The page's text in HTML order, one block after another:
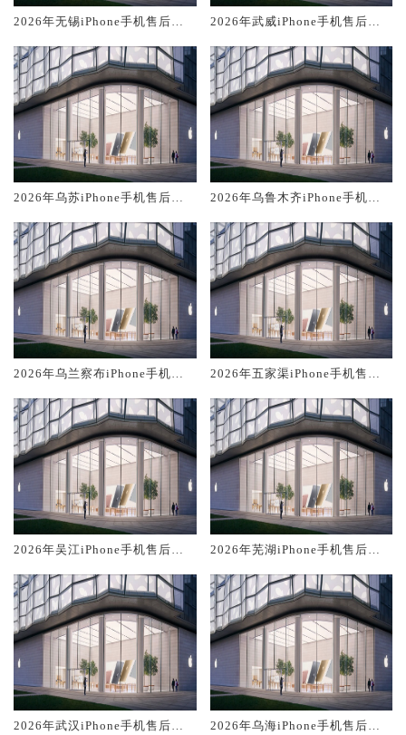
2026年无锡iPhone手机售后服
口碑排名对比知名
2026年武威iPhone手机售后服
口碑排名对比知名
2026年乌苏iPhone手机售后服
口碑排名对比知名
2026年乌鲁木齐iPhone手机售
评测口碑排名对比知名
2026年乌兰察布iPhone手机售
评测口碑排名对比知名
2026年五家渠iPhone手机售后
测口碑排名对比知名
2026年吴江iPhone手机售后服
口碑排名对比知名
2026年芜湖iPhone手机售后服
口碑排名对比知名
2026年武汉iPhone手机售后服
2026年乌海iPhone手机售后服